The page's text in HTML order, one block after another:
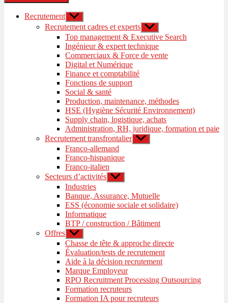
Recrutement Afficher
le
sous-
menu
Recrutement cadres et experts Afficher
le
sous-
menu
Top management & Executive Search
Ingénieur & expert technique
Commerciaux & Force de vente
Digital et Numérique
Finance et comptabilité
Fonctions de support
Social & santé
Production, maintenance, méthodes
HSE (Hygiène Sécurité Environnement)
Supply chain, logistique, achats
Administration, RH, juridique, formation et paie
Recrutement transfrontalier Afficher
le
Franco-allemand
Franco-hispanique
Franco-italien
Secteurs d’activités Afficher
le
menu
Industries
Banque, Assurance, Mutuelle
ESS (économie sociale et solidaire)
Informatique
BTP / construction / Bâtiment
Offres Afficher
le
sous-
menu
Chasse de tête & approche directe
Évaluation/tests de recrutement
Aide à la décision recrutement
Marque Employeur
RPO Recruitment Processing Outsourcing
Formation recruteurs
Formation IA pour recruteurs